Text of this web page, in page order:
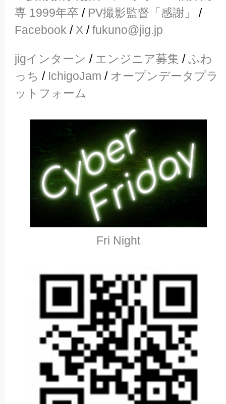
専 1999年卒 / PV撮影監督「感謝」
/
Facebook / X /fukuno@jig.jp
jigインターン / エンジニア募集 /ふわ
っち / IchigoJam / オープンデータプラ
ットフォーム
Fri Night